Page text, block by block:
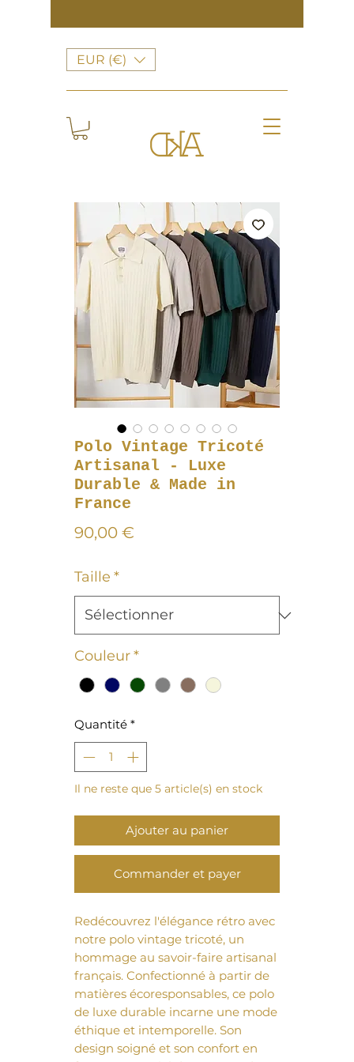
EUR (€)
Polo Vintage Tricoté
Artisanal - Luxe
Durable & Made in
France
90,00 €
Taille *
Couleur*
Quantité *
Il ne reste que 5 article(s) en stock
Ajouter au panier
Commander et payer
Redécouvrez l'élégance rétro avec
notre polo vintage tricoté, un
hommage au savoir-faire artisanal
français. Confectionné à partir de
matières écoresponsables, ce polo
de luxe durable incarne une mode
éthique et intemporelle. Son
design soigné et son confort en